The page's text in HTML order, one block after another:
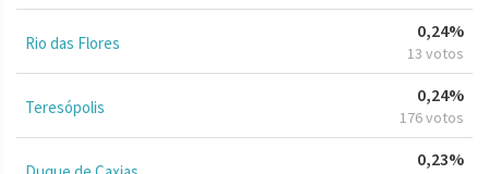
Rio das Flores
0,24%
13 votos
Teresópolis
0,24%
176 votos
0,23%